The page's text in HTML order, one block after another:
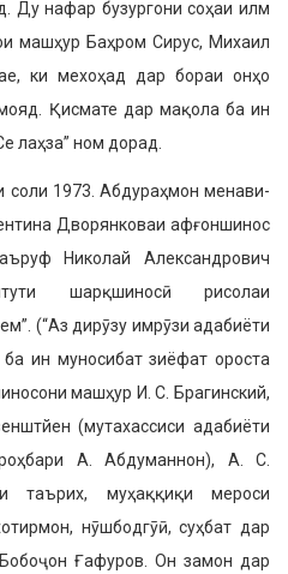
Ду нафар бузургони соҳаи илм
машҳур Баҳром Сирус, Михаил
ки мехоҳад дар бораи онҳо
Қисмате дар мақола ба ин
лаҳза” ном дорад.
соли 1973. Абдураҳмон менави­
Дворянковаи афғоншинос
Николай Александрович
шарқшиносӣ рисолаи
(“Аз дирӯзу имрӯзи адабиёти
ин муноси­бат зиёфат ороста
машҳур И. С. Брагинский,
(мутахассиси адабиёти
А. Абдуманнон), А. С.
таърих, муҳаққиқи мероси
нӯшбод­гӯӣ, суҳбат дар
Ғафуров. Он замон дар